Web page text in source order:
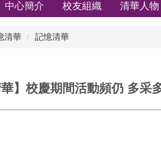
中心簡介 校友組織 清華人物
清華 記憶清華
華】校慶期間活動頻仍 多采